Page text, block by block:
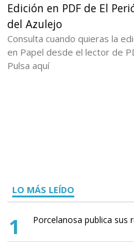
Edición en PDF de El
del Azulejo
Consulta cuando quieras la
en Papel desde el lector de
Pulsa aquí
LO MÁS LEÍDO
1 Porcelanosa publica sus